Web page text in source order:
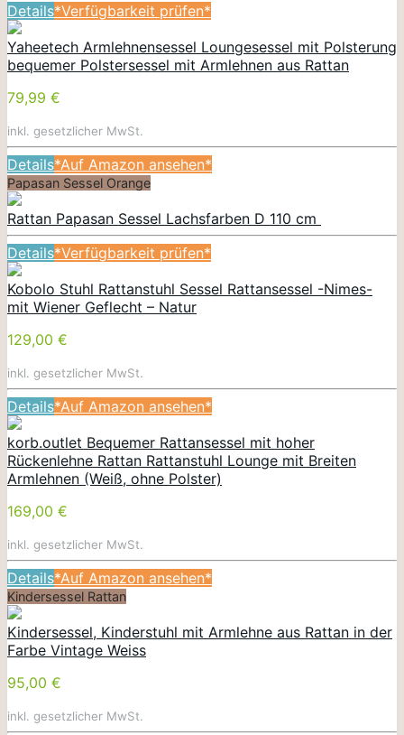
Details*Verfügbarkeit prüfen*
Yaheetech Armlehnensessel Loungesessel mit Polsterung
bequemer Polstersessel mit Armlehnen aus Rattan
79,99 €
inkl. gesetzlicher MwSt.
Details*Auf Amazon ansehen*
Papasan Sessel Orange
Rattan Papasan Sessel Lachsfarben D 110 cm
Details*Verfügbarkeit prüfen*
Kobolo Stuhl Rattanstuhl Sessel Rattansessel -Nimes-
mit Wiener Geflecht – Natur
129,00 €
inkl. gesetzlicher MwSt.
Details*Auf Amazon ansehen*
korb.outlet Bequemer Rattansessel mit hoher
Rückenlehne Rattan Rattanstuhl Lounge mit Breiten
Armlehnen (Weiß, ohne Polster)
169,00 €
inkl. gesetzlicher MwSt.
Details*Auf Amazon ansehen*
Kindersessel Rattan
Kindersessel, Kinderstuhl mit Armlehne aus Rattan in der
Farbe Vintage Weiss
95,00 €
inkl. gesetzlicher MwSt.